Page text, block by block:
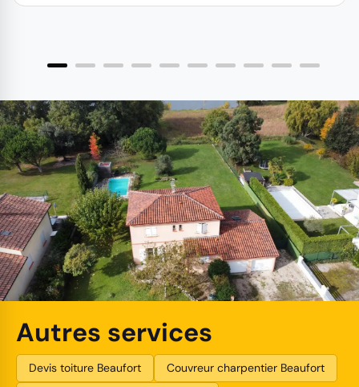
Autres services
Devis toiture Beaufort
Couvreur charpentier Beaufort